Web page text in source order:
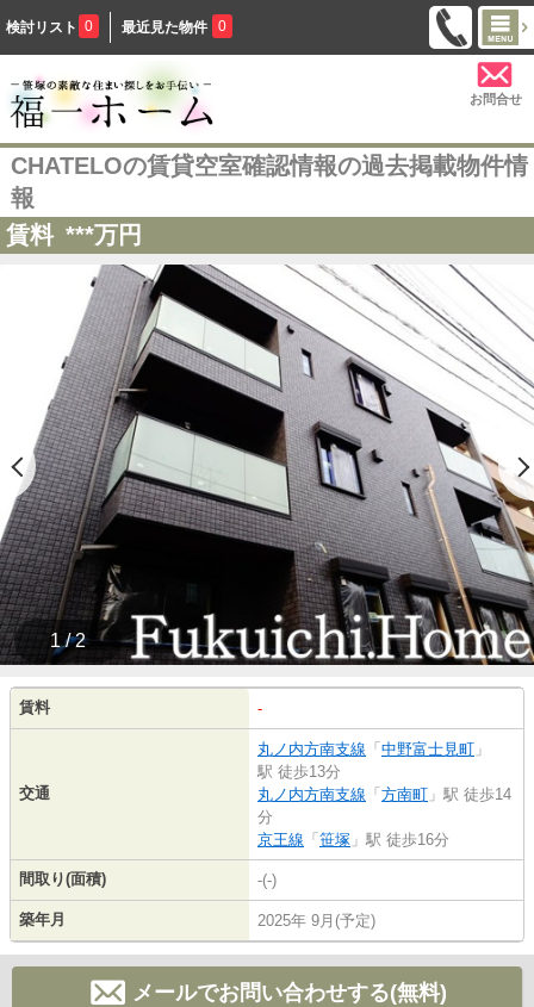
検討リスト 0 最近見た物件 0
お問合せ
CHATELOの賃貸空室確認情報の過去掲載物件情
報
賃料 ***万円
1 / 2
賃料 -
交通
丸ノ内方南支線 「 中野富士見町 」
駅 徒歩13分
丸ノ内方南支線 「 方南町 」駅 徒歩14
分
京王線 「 笹塚 」駅 徒歩16分
間取り(面積) -(-)
築年月 2025年 9月(予定)
メールでお問い合わせする(無料)